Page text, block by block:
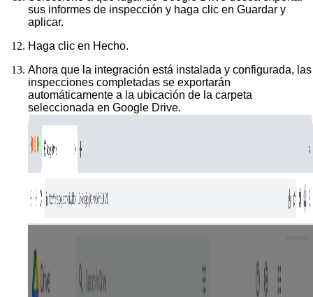
sus informes de inspección y haga clic en Guardar y
aplicar.
Haga clic en Hecho.
Ahora que la integración está instalada y configurada, las
inspecciones completadas se exportarán
automáticamente a la ubicación de la carpeta
seleccionada en Google Drive.